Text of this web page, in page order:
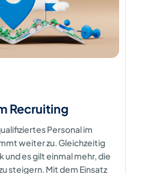
Recruiting
Personal im
weiter zu. Gleichzeitig
es gilt einmal mehr, die
steigern. Mit dem Einsatz